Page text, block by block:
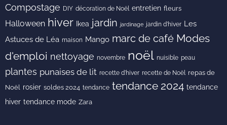
Compostage DIY décoration de Noël entretien fleurs
Halloween hiver Ikea jardin jardinage jardin d'hiver Les
Astuces de Léa maison Mango marc de café Modes
d'emploi nettoyage novembre noël nuisible peau
plantes punaises de lit recette d'hiver recette de Noël repas de
Noël rosier soldes 2024 tendance tendance 2024 tendance
hiver tendance mode Zara